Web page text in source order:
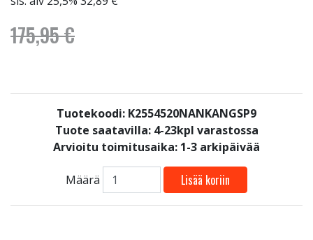
175,95 €
Tuotekoodi: K2554520NANKANGSP9
Tuote saatavilla: 4-23kpl varastossa
Arvioitu toimitusaika: 1-3 arkipäivää
Määrä Lisää koriin